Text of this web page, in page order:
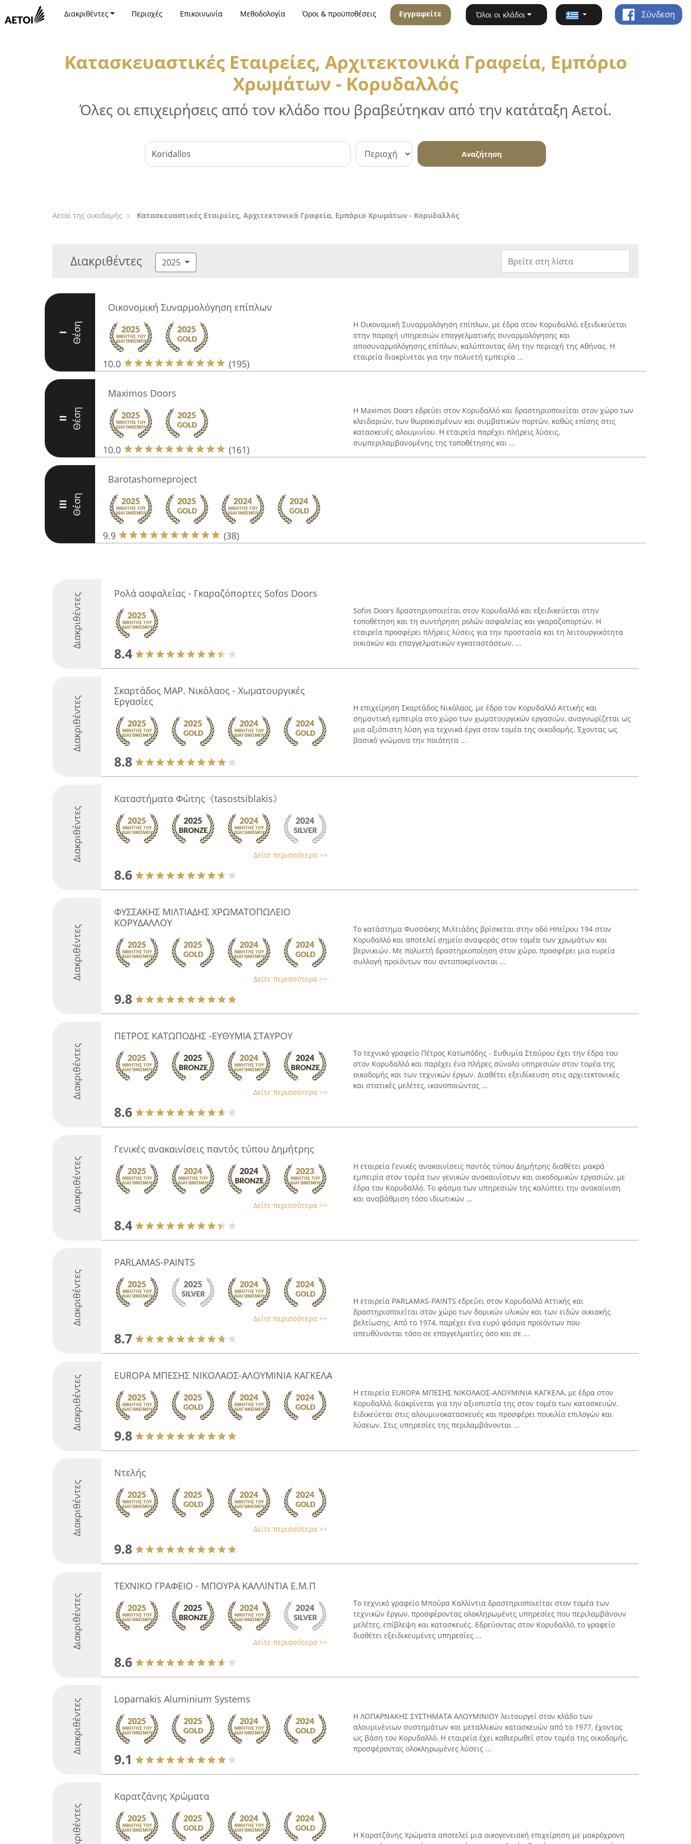
Διακριθέντες Περιοχές Επικοινωνία Μεθοδολογία Όροι & προϋποθέσεις Εγγραφείτε Όλοι οι κλάδοι Σύνδεση
Κατασκευαστικές Εταιρείες, Αρχιτεκτονικά Γραφεία, Εμπόριο
Χρωμάτων - Κορυδαλλός
Όλες οι επιχειρήσεις από τον κλάδο που βραβεύτηκαν από την κατάταξη Αετοί.
Αναζήτηση
Αετοί της οικοδομής Κατασκευαστικές Εταιρείες, Αρχιτεκτονικά Γραφεία, Εμπόριο Χρωμάτων - Κορυδαλλός
Διακριθέντες 2025
I Θέση
Οικονομική Συναρμολόγηση επίπλων
10.0 (195)
Η Οικονομική Συναρμολόγηση επίπλων, με έδρα στον Κορυδαλλό, εξειδικεύεται
στην παροχή υπηρεσιών επαγγελματικής συναρμολόγησης και
αποσυναρμολόγησης επίπλων, καλύπτοντας όλη την περιοχή της Αθήνας. Η
εταιρεία διακρίνεται για την πολυετή εμπειρία ...
II Θέση
Maximos Doors
10.0 (161)
Η Maximos Doors εδρεύει στον Κορυδαλλό και δραστηριοποιείται στον χώρο των
κλειδαριών, των θωρακισμένων και συμβατικών πορτών, καθώς επίσης στις
κατασκευές αλουμινίου. Η εταιρεία παρέχει πλήρεις λύσεις,
συμπεριλαμβανομένης της τοποθέτησης και ...
III Θέση
Barotashomeproject
9.9 (38)
Διακριθέντες Ρολά ασφαλείας - Γκαραζόπορτες Sofos Doors
8.4
Sofos Doors δραστηριοποιείται στον Κορυδαλλό και εξειδικεύεται στην
τοποθέτηση και τη συντήρηση ρολών ασφαλείας και γκαραζοπορτών. Η
εταιρεία προσφέρει πλήρεις λύσεις για την προστασία και τη λειτουργικότητα
οικιακών και επαγγελματικών εγκαταστάσεων, ...
Διακριθέντες
Σκαρτάδος ΜΑΡ. Νικόλαος - Χωματουργικές
Εργασίες
8.8
Η επιχείρηση Σκαρτάδος Νικόλαος, με έδρα τον Κορυδαλλό Αττικής και
σημαντική εμπειρία στο χώρο των χωματουργικών εργασιών, αναγνωρίζεται ως
μια αξιόπιστη λύση για τεχνικά έργα στον τομέα της οικοδομής. Έχοντας ως
βασικό γνώμονα την ποιότητα ...
Διακριθέντες
Καταστήματα Φώτης《tasostsiblakis》
Δείτε περισσότερα >>
8.6
Διακριθέντες
ΦΥΣΣΑΚΗΣ ΜΙΛΤΙΑΔΗΣ ΧΡΩΜΑΤΟΠΩΛΕΙΟ
ΚΟΡΥΔΑΛΛΟΥ
Δείτε περισσότερα >>
9.8
Το κατάστημα Φυσσάκης Μιλτιάδης βρίσκεται στην οδό Ηπείρου 194 στον
Κορυδαλλό και αποτελεί σημείο αναφοράς στον τομέα των χρωμάτων και
βερνικιών. Με πολυετή δραστηριοποίηση στον χώρο, προσφέρει μια ευρεία
συλλογή προϊόντων που ανταποκρίνονται ...
Διακριθέντες
ΠΕΤΡΟΣ ΚΑΤΩΠΟΔΗΣ -ΕΥΘΥΜΙΑ ΣΤΑΥΡΟΥ
Δείτε περισσότερα >>
8.6
Το τεχνικό γραφείο Πέτρος Κατωπόδης - Ευθυμία Σταύρου έχει την έδρα του
στον Κορυδαλλό και παρέχει ένα πλήρες σύνολο υπηρεσιών στον τομέα της
οικοδομής και των τεχνικών έργων. Διαθέτει εξειδίκευση στις αρχιτεκτονικές
και στατικές μελέτες, ικανοποιώντας ...
Διακριθέντες
Γενικές ανακαινίσεις παντός τύπου Δημήτρης
Δείτε περισσότερα >>
8.4
Η εταιρεία Γενικές ανακαινίσεις παντός τύπου Δημήτρης διαθέτει μακρά
εμπειρία στον τομέα των γενικών ανακαινίσεων και οικοδομικών εργασιών, με
έδρα τον Κορυδαλλό. Το φάσμα των υπηρεσιών της καλύπτει την ανακαίνιση
και αναβάθμιση τόσο ιδιωτικών ...
Διακριθέντες
PARLAMAS-PAINTS
Δείτε περισσότερα >>
8.7
Η εταιρεία PARLAMAS-PAINTS εδρεύει στον Κορυδαλλό Αττικής και
δραστηριοποιείται στον χώρο των δομικών υλικών και των ειδών οικιακής
βελτίωσης. Από το 1974, παρέχει ένα ευρύ φάσμα προϊόντων που
απευθύνονται τόσο σε επαγγελματίες όσο και σε ...
Διακριθέντες EUROPA ΜΠΕΣΗΣ ΝΙΚΟΛΑΟΣ-ΑΛΟΥΜΙΝΙΑ ΚΑΓΚΕΛΑ
9.8
Η εταιρεία EUROPA ΜΠΕΣΗΣ ΝΙΚΟΛΑΟΣ-ΑΛΟΥΜΙΝΙΑ ΚΑΓΚΕΛΑ, με έδρα στον
Κορυδαλλό, διακρίνεται για την αξιοπιστία της στον τομέα των κατασκευών.
Ειδικεύεται στις αλουμινοκατασκευές και προσφέρει ποικιλία επιλογών και
λύσεων. Στις υπηρεσίες της περιλαμβάνονται ...
Διακριθέντες
Ντελής
Δείτε περισσότερα >>
9.8
Διακριθέντες
ΤΕΧΝΙΚΟ ΓΡΑΦΕΙΟ - ΜΠΟΥΡΑ ΚΑΛΛΙΝΤΙΑ Ε.Μ.Π
Δείτε περισσότερα >>
8.6
Το τεχνικό γραφείο Μπούρα Καλλίντια δραστηριοποιείται στον τομέα των
τεχνικών έργων, προσφέροντας ολοκληρωμένες υπηρεσίες που περιλαμβάνουν
μελέτες, επίβλεψη και κατασκευές. Εδρεύοντας στον Κορυδαλλό, το γραφείο
διαθέτει εξειδικευμένες υπηρεσίες ...
Διακριθέντες Loparnakis Aluminium Systems
9.1
Η ΛΟΠΑΡΝΑΚΗΣ ΣΥΣΤΗΜΑΤΑ ΑΛΟΥΜΙΝΙΟΥ λειτουργεί στον κλάδο των
αλουμινένιων συστημάτων και μεταλλικών κατασκευών από το 1977, έχοντας
ως βάση τον Κορυδαλλό. Η εταιρεία έχει καθιερωθεί στον τομέα της οικοδομής,
προσφέροντας ολοκληρωμένες λύσεις ...
Διακριθέντες
Καρατζάνης Χρώματα
Η Καρατζάνης Χρώματα αποτελεί μια οικογενειακή επιχείρηση με μακρόχρονη